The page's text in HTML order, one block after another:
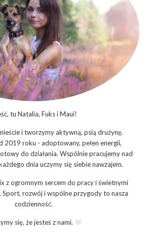
tu Natalia, Fuks i Maui!
i tworzymy aktywną, psią drużynę.
2019 roku - adoptowany, pełen energii,
do działania. Wspólnie pracujemy nad
dnia uczymy się siebie nawzajem.
z ogromnym sercem do pracy i świetnymi
Sport, rozwój i wspólne przygody to nasza
codzienność.
się, że jesteś z nami.